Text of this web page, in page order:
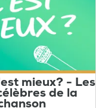
mieux? - Les
de la